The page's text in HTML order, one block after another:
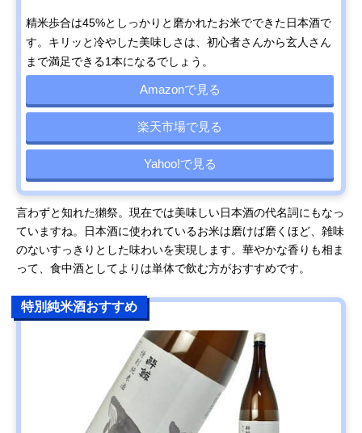
精米歩合は45%としっかりと磨かれたお米でできた日本酒で
す。キリッと冷やした美味しさは、初心者さんから玄人さん
まで満足できる1本になるでしょう。
Amazonで見る
楽天市場で見る
Yahoo!で見る
言わずと知れた獺祭。現在では美味しい日本酒の代名詞にもなっ
ていますね。日本酒に使われているお米は磨けば磨くほど、雑味
のないすっきりとした味わいを実現します。華やかな香りも相ま
って、食中酒としてよりは単体で飲む方がおすすめです。
特別純米酒おすすめ